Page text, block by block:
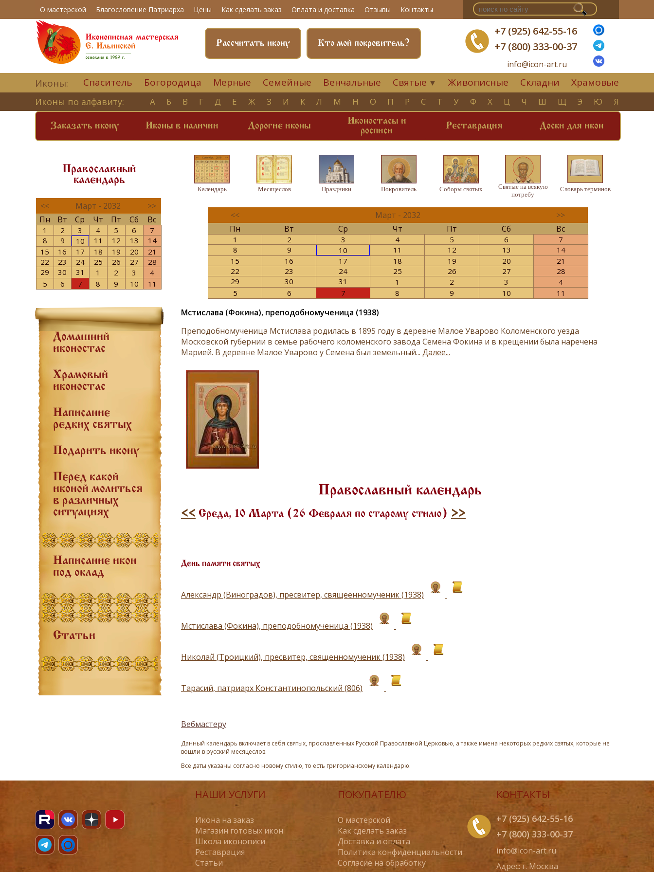
О мастерской Благословение Патриарха Цены Как сделать заказ Оплата и доставка Отзывы Контакты
+7 (925) 642-55-16
+7 (800) 333-00-37
info@icon-art.ru
Кто мой покровитель?
Рассчитать икону
Иконы: Спаситель Богородица Мерные Семейные Венчальные Святые ▼ Живописные Складни Храмовые
Иконы по алфавиту: А Б В Г Д Е Ж З И К Л М Н О П Р С Т У Ф Х Ц Ч Ш Щ Э Ю Я
Заказать икону Иконы в наличии Дорогие иконы
Иконостасы и
росписи
Реставрация Доски для икон
Православный
календарь
<< Март - 2032
>>
Пн
Вт Ср Чт Пт Сб Вс
1 2 3 4 5 6
7
8
9 10 11 12 13
14
15
16 17 18 19 20
21
22
23 24 25 26 27
28
29
30 31 1 2 3
4
5
6 7 8 9 10 11
Домашний
иконостас
Храмовый
иконостас
Написание
редких святых
Подарить икону
Перед какой
иконой молиться
в различных
ситуациях
Написание икон
под оклад
Статьи
Календарь Месяцеслов Праздники Покровитель Соборы святых
Святые на всякую
потребу
Словарь терминов
<< Март - 2032
>>
Пн
Вт Ср Чт Пт Сб Вс
1 2 3 4 5 6
7
8
9 10 11 12 13
14
15
16 17 18 19 20
21
22
23 24 25 26 27
28
29
30 31 1 2 3
4
5
6 7 8 9 10 11
Мстислава (Фокина), преподобномученица (1938)
Преподобномученица Мстислава родилась в 1895 году в деревне Малое Уварово Коломенского уезда
Московской губернии в семье рабочего коломенского завода Семена Фокина и в крещении была наречена
Марией. В деревне Малое Уварово у Семена был земельный... Далее...
Православный календарь
<< Среда, 10 Марта (26 Февраля по старому стилю) >>
День памяти святых
Александр (Виноградов), пресвитер, свящеенномученик (1938)
Мстислава (Фокина), преподобномученица (1938)
Николай (Троицкий), пресвитер, священномученик (1938)
Тарасий, патриарх Константинопольский (806)
Вебмастеру
Данный календарь включает в себя святых, прославленных Русской Православной Церковью, а также имена некоторых редких святых, которые не
вошли в русский месяцеслов.
Все даты указаны согласно новому стилю, то есть григорианскому календарю.
НАШИ УСЛУГИ
Икона на заказ
Магазин готовых икон
Школа иконописи
Реставрация
Статьи
ПОКУПАТЕЛЮ
О мастерской
Как сделать заказ
Доставка и оплата
Политика конфиденциальности
Согласие на обработку
КОНТАКТЫ
+7 (925) 642-55-16
+7 (800) 333-00-37
info@icon-art.ru
Адрес: г. Москва